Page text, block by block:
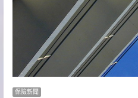
保險新聞